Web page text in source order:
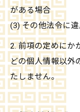
がある場合
(3) その他法令に
2. 前項の定めにか
どの個人情報以外
たしません。